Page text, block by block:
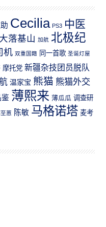
Cecilia PS3 中医
落基山 加航 北极纪
机 双重国籍 同一首歌 圣诞灯屋
摩托党 新疆杂技团员脱队
温家宝 熊猫 熊猫外交
薄熙来 薄瓜瓜 调查研
蕙 陈敏 马格诺塔 麦考